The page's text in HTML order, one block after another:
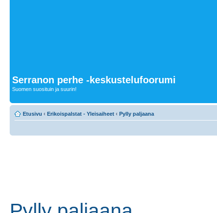
Serranon perhe -keskustelufoorumi
Suomen suosituin ja suurin!
Etusivu ‹ Erikoispalstat - Yleisaiheet ‹ Pylly paljaana